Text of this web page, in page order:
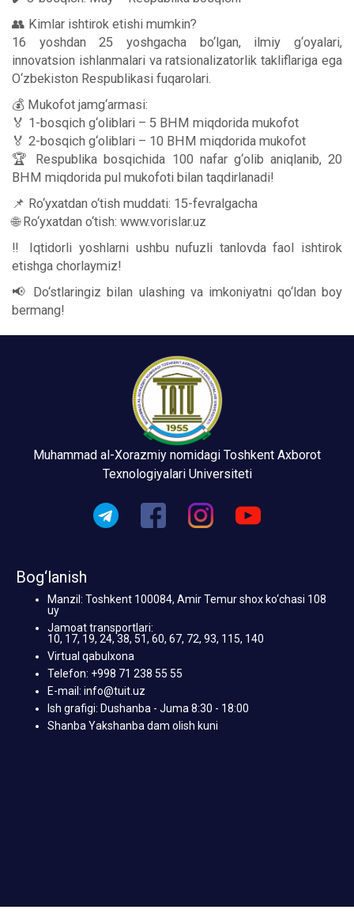
👥 Kimlar ishtirok etishi mumkin?
16 yoshdan 25 yoshgacha bo‘lgan, ilmiy g‘oyalari,
innovatsion ishlanmalari va ratsionalizatorlik takliflariga ega
O‘zbekiston Respublikasi fuqarolari.
💰 Mukofot jamg‘armasi:
🏅 1-bosqich g‘oliblari – 5 BHM miqdorida mukofot
🏅 2-bosqich g‘oliblari – 10 BHM miqdorida mukofot
🏆 Respublika bosqichida 100 nafar g‘olib aniqlanib, 20
BHM miqdorida pul mukofoti bilan taqdirlanadi!
📌 Ro‘yxatdan o‘tish muddati: 15-fevralgacha
🌐 Ro‘yxatdan o‘tish: www.vorislar.uz
‼️ Iqtidorli yoshlarni ushbu nufuzli tanlovda faol ishtirok
etishga chorlaymiz!
📢 Do‘stlaringiz bilan ulashing va imkoniyatni qo‘ldan boy
bermang!
Muhammad al-Xorazmiy nomidagi Toshkent Axborot
Texnologiyalari Universiteti
Bog‘lanish
Manzil: Toshkent 100084, Amir Temur shox ko‘chasi 108
uy
Jamoat transportlari:
10, 17, 19, 24, 38, 51, 60, 67, 72, 93, 115, 140
Virtual qabulxona
Telefon: +998 71 238 55 55
E-mail: info@tuit.uz
Ish grafigi: Dushanba - Juma 8:30 - 18:00
Shanba Yakshanba dam olish kuni